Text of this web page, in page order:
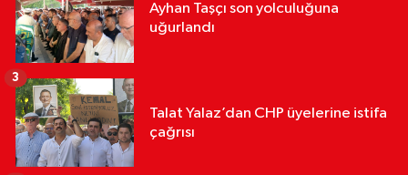
Ayhan Taşçı son yolculuğuna
uğurlandı
Talat Yalaz’dan CHP üyelerine istifa
çağrısı
3